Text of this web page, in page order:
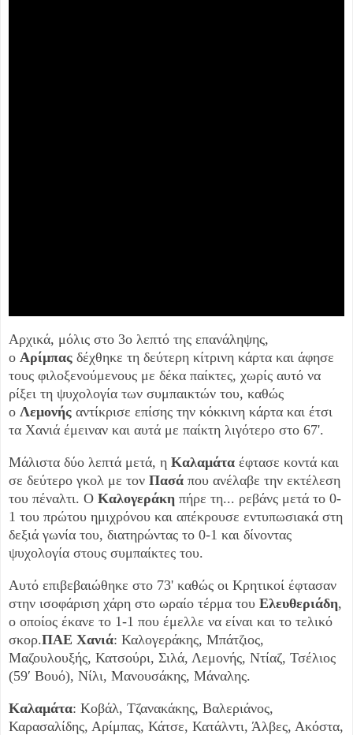
Αρχικά, μόλις στο 3ο λεπτό της επανάληψης,
ο Αρίμπας δέχθηκε τη δεύτερη κίτρινη κάρτα και άφησε
τους φιλοξενούμενους με δέκα παίκτες, χωρίς αυτό να
ρίξει τη ψυχολογία των συμπαικτών του, καθώς
ο Λεμονής αντίκρισε επίσης την κόκκινη κάρτα και έτσι
τα Χανιά έμειναν και αυτά με παίκτη λιγότερο στο 67'.
Μάλιστα δύο λεπτά μετά, η Καλαμάτα έφτασε κοντά και
σε δεύτερο γκολ με τον Πασά που ανέλαβε την εκτέλεση
του πέναλτι. Ο Καλογεράκη πήρε τη... ρεβάνς μετά το 0-
1 του πρώτου ημιχρόνου και απέκρουσε εντυπωσιακά στη
δεξιά γωνία του, διατηρώντας το 0-1 και δίνοντας
ψυχολογία στους συμπαίκτες του.
Αυτό επιβεβαιώθηκε στο 73' καθώς οι Κρητικοί έφτασαν
στην ισοφάριση χάρη στο ωραίο τέρμα του Ελευθεριάδη,
ο οποίος έκανε το 1-1 που έμελλε να είναι και το τελικό
σκορ.ΠΑΕ Χανιά: Καλογεράκης, Μπάτζιος,
Μαζουλουξής, Κατσούρι, Σιλά, Λεμονής, Ντίαζ, Τσέλιος
(59′ Βουό), Νίλι, Μανουσάκης, Μάναλης.
Καλαμάτα: Κοβάλ, Τζανακάκης, Βαλεριάνος,
Καρασαλίδης, Αρίμπας, Κάτσε, Κατάλντι, Άλβες, Ακόστα,